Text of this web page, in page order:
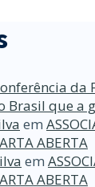
da
Brasil que a
em
ABERTA
em
ABERTA